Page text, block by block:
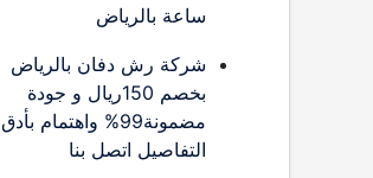
ساعة بالرياض
شركة رش دفان بالرياض
بخصم 150ريال و جودة
مضمونة99% واهتمام بأدق
التفاصيل اتصل بنا